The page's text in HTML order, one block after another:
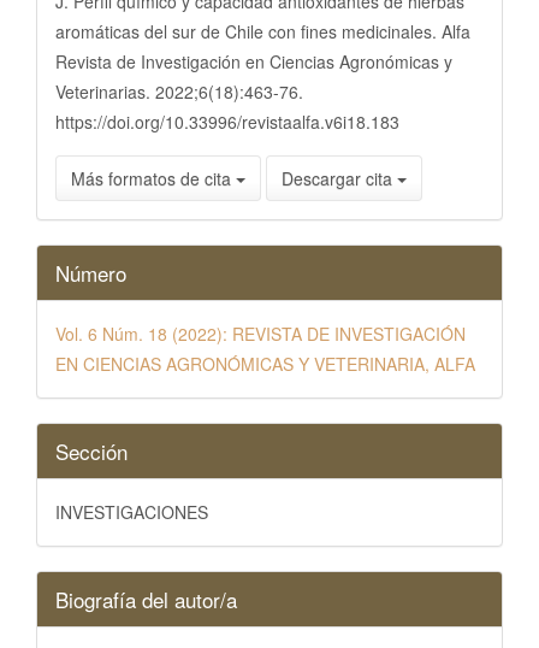
aromáticas del sur de Chile con fines medicinales. Alfa
Revista de Investigación en Ciencias Agronómicas y
Veterinarias. 2022;6(18):463-76.
https://doi.org/10.33996/revistaalfa.v6i18.183
Más formatos de cita Descargar cita
Número
Vol. 6 Núm. 18 (2022): REVISTA DE INVESTIGACIÓN
EN CIENCIAS AGRONÓMICAS Y VETERINARIA, ALFA
Sección
INVESTIGACIONES
Biografía del autor/a